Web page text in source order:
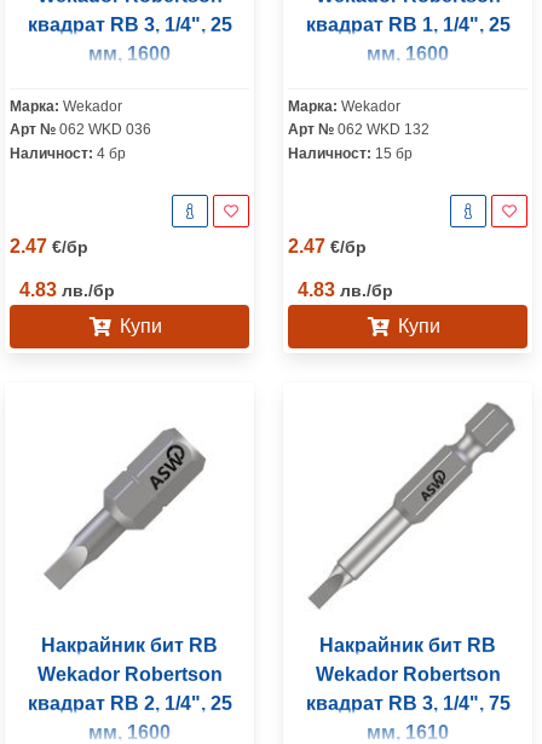
квадрат RB 3, 1/4", 25
мм, 1600
Марка: Wekador
Арт № 062 WKD 036
Наличност: 4 бр
2.47 €/бр
4.83 лв./бр
Купи
квадрат RB 1, 1/4", 25
мм, 1600
Марка: Wekador
Арт № 062 WKD 132
Наличност: 15 бр
2.47 €/бр
4.83 лв./бр
Купи
Накрайник бит RB
Wekador Robertson
квадрат RB 2, 1/4", 25
мм, 1600
Накрайник бит RB
Wekador Robertson
квадрат RB 3, 1/4", 75
мм, 1610